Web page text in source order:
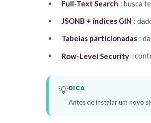
Full-Text Search : busca
JSONB + índices GIN :
Tabelas particionadas :
Row-Level Security :
💡DICA
Antes de instalar um novo